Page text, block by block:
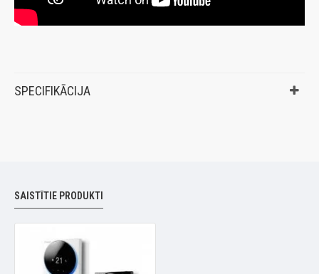
SPECIFIKĀCIJA
SAISTĪTIE PRODUKTI